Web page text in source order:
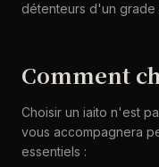
détenteurs d'un grade
Comment
Choisir un iaito n'est
vous accompagnera
essentiels :